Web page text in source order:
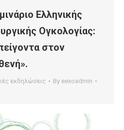
Ελληνικής
Ογκολογίας:
στον
εκδηλώσεις By eexoadmin